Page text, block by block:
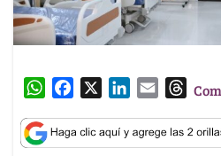
W
a
t
c
e
n
k
a
i
T
r
e